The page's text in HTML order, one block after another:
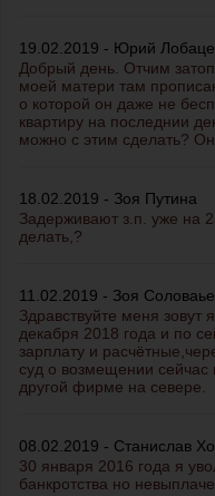
19.02.2019 - Юрий
Добрый день. Отчим
моей матери там
о которой он даже не
квартиру на последнии
можно с этим сделать?
18.02.2019 - Зоя Путина
Задерживают з.п. уже на
делать,?
11.02.2019 - Зоя
Здравствуйте меня зовут
декабря 2018 года и по
зарплату и
суд о возмещении
другой фирме на севере.
08.02.2019 - Станислав
30 января 2016 года я
банкротства но